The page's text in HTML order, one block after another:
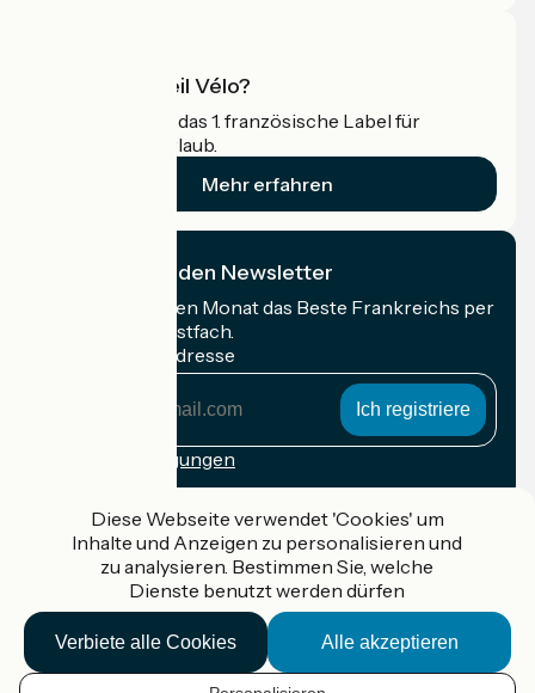
Was ist Accueil Vélo?
Accueil Vélo ist das 1. französische Label für
Radfahrer im Urlaub.
Mehr erfahren
Ich abonniere den Newsletter
Erhalten Sie jeden Monat das Beste Frankreichs per
Rad in Ihrem Postfach.
Meine E-Mail-Adresse
Anmeldebedingungen
Gefördert im Rahmen von Destination France
Accueil Vélo Pro
Kontakt
Rechtliche Informationen
Kontakt
Diese Webseite verwendet 'Cookies' um
Inhalte und Anzeigen zu personalisieren und
zu analysieren. Bestimmen Sie, welche
Dienste benutzt werden dürfen
Alle akzeptieren
Verbiete alle Cookies